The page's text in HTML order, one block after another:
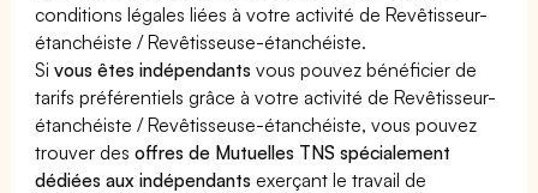
conditions légales liées à votre activité de Revêtisseur-
étanchéiste / Revêtisseuse-étanchéiste.
Sivous êtes indépendants vous pouvez bénéficier de
tarifs préférentiels grâce à votre activité de Revêtisseur-
étanchéiste / Revêtisseuse-étanchéiste, vous pouvez
trouver desoffres de Mutuelles TNS spécialement
dédiées aux indépendants exerçant le travail de